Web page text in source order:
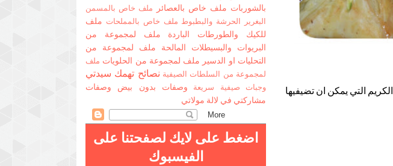
الكريم التي يمكن ان تضيفيها
بالشوربات ملف خاص بالعصائر ملف خاص بالمسمن
البغرير الحرشة والبطبوط ملف خاص بالمملحات ملف
للكيك والطورطات الباردة ملف لمجموعة من
البريوات والبسيطلات المالحة ملف لمجموعة من
التحليات او الدسير ملف لمجموعة من الحلويات ملف
لمجموعة من السلطات الصيفية نصائح تهمك سيدتي
وجبات صيفية سريعة وصفات بدون بيض وصفات
مشاركتي في لالة مولاتي
اضغط على لايك لصفحتنا على
الفيسبوك